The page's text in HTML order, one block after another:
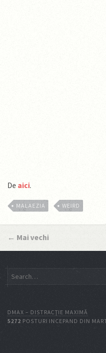
De aici.
MALAEZIA WEIRD
← Mai vechi
DMAX – DISTRACŢIE MAXIMĂ
5272 POSTURI INCEPAND DIN